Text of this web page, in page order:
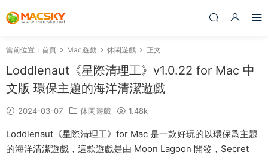
當前位置： 首頁 Mac遊戲 休閑遊戲 正文
Loddlenaut《星際清理工》v1.0.22 for Mac 中
文版 環保主題的海洋清潔遊戲
2024-03-07 休閑遊戲 1.48k
Loddlenaut《星際清理工》for Mac 是一款好玩的以環保爲主題
的海洋清潔遊戲，這款遊戲是由 Moon Lagoon 開發，Secret